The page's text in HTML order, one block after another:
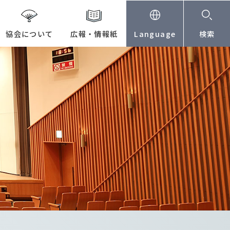
協会について 広報・情報紙 Language 検索